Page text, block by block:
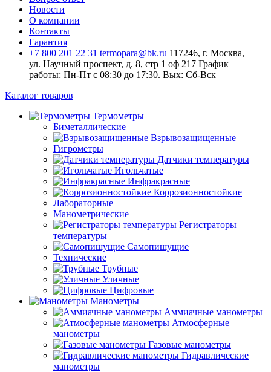
Новости
О компании
Контакты
Гарантия
+7 800 201 22 31 termopara@bk.ru 117246, г. Москва,
ул. Научный проспект, д. 8, стр 1 оф 217 График
работы: Пн‑Пт с 08:30 до 17:30. Вых: Сб‑Вск
Каталог товаров
Термометры
Биметаллические
Взрывозащищенные
Гигрометры
Датчики температуры
Игольчатые
Инфракрасные
Коррозионностойкие
Лабораторные
Манометрические
Регистраторы
температуры
Самопишущие
Технические
Трубные
Уличные
Цифровые
Манометры
Аммиачные манометры
Атмосферные
манометры
Газовые манометры
Гидравлические
манометры